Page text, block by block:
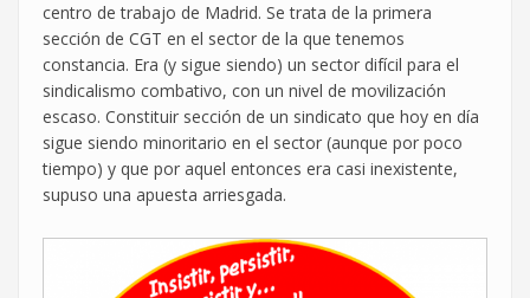
centro de trabajo de Madrid. Se trata de la primera
sección de CGT en el sector de la que tenemos
constancia. Era (y sigue siendo) un sector difícil para el
sindicalismo combativo, con un nivel de movilización
escaso. Constituir sección de un sindicato que hoy en día
sigue siendo minoritario en el sector (aunque por poco
tiempo) y que por aquel entonces era casi inexistente,
supuso una apuesta arriesgada.